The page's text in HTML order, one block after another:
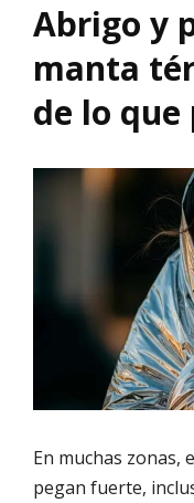
Abrigo y
manta
de lo que
En muchas zonas,
pegan fuerte,